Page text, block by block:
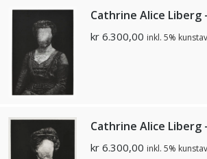
Cathrine Alice Liberg
kr 6.300,00 inkl. 5%
Cathrine Alice Liberg
kr 6.300,00 inkl. 5%